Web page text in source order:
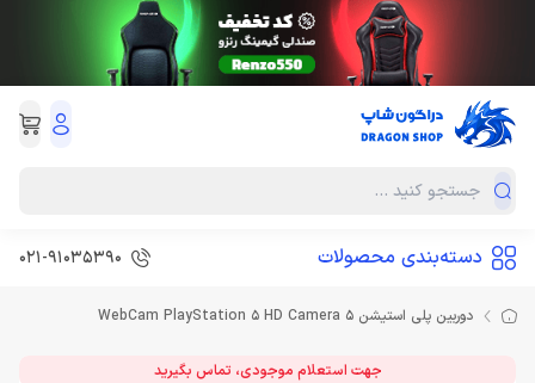
دسته‌بندی محصولات 021-91035390
دوربین پلی استیشن 5 WebCam PlayStation 5 HD Camera
جهت استعلام موجودی، تماس بگیرید